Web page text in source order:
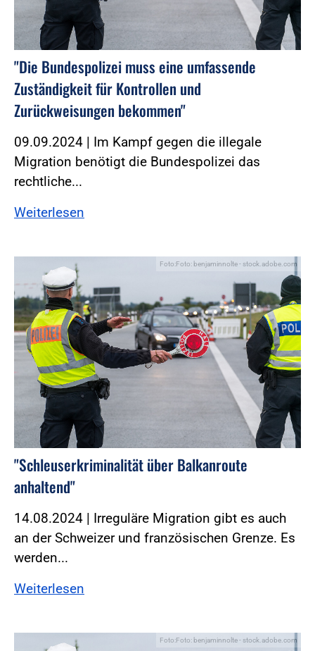
"Die Bundespolizei muss eine umfassende
Zuständigkeit für Kontrollen und
Zurückweisungen bekommen"
09.09.2024 | Im Kampf gegen die illegale
Migration benötigt die Bundespolizei das
rechtliche...
Weiterlesen
Foto:Foto: benjaminnolte - stock.adobe.com
"Schleuserkriminalität über Balkanroute
anhaltend"
14.08.2024 | Irreguläre Migration gibt es auch
an der Schweizer und französischen Grenze. Es
werden...
Weiterlesen
Foto:Foto: benjaminnolte - stock.adobe.com